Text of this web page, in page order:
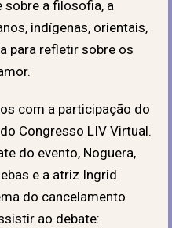
sobre a filosofia, a
indígenas, orientais,
para refletir sobre os
com a participação do
Congresso LIV Virtual.
do evento, Noguera,
e a atriz Ingrid
do cancelamento
ao debate: